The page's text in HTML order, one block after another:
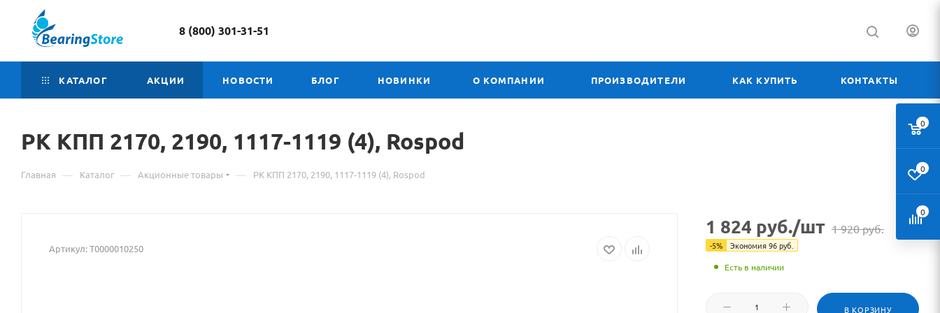
8 (800) 301-31-51
КАТАЛОГ АКЦИИ НОВОСТИ БЛОГ НОВИНКИ О КОМПАНИИ ПРОИЗВОДИТЕЛИ КАК КУПИТЬ КОНТАКТЫ
РК КПП 2170, 2190, 1117-1119 (4), Материал
о
Rospod
Главная — Каталог — Акционные товары — РК КПП 2170, 2190, 1117-1119 (4), Rospod
Артикул:Т0000010250
1 824 руб./шт 1 920руб.
-5% Экономия96руб.
Есть в наличии
В КОРЗИНУ
0
0
0